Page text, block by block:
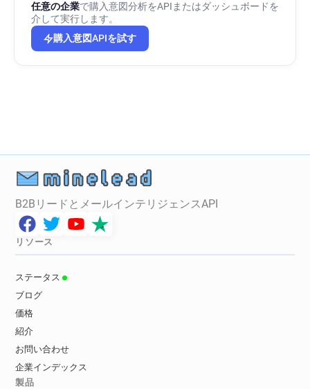
r*********@google.ru
i*******@google.ru
e******@google.ru
t***********@google.ru
r**********@google.ru
任意の企業で購入意図分析をAPIまたはダッシュボードを
介して実行します。
購入意図APIを試す
B2BリードとメールインテリジェンスAPI
リソース
ステータス
ブログ
価格
紹介
お問い合わせ
企業インデックス
製品